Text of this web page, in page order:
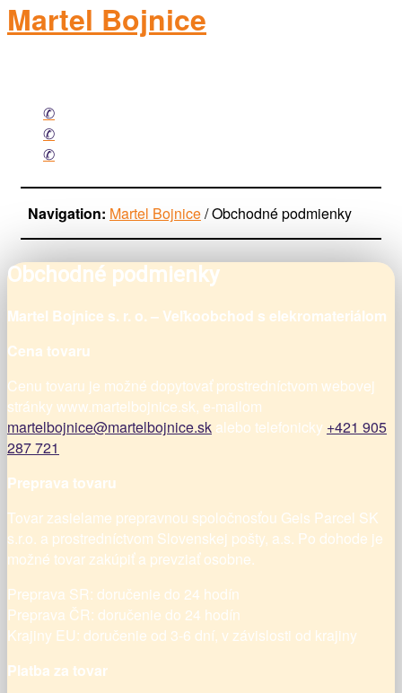
Martel Bojnice
Facebook
Mail
Phone
Navigation: Martel Bojnice/Obchodné podmienky
Obchodné podmienky
Martel Bojnice s. r. o. – Veľkoobchod s elekromateriálom
Cena tovaru
Cenu tovaru je možné dopytovať prostredníctvom webovej
stránky www.martelbojnice.sk, e-mailom
martelbojnice@martelbojnice.sk alebo telefonicky +421 905
287 721
Preprava tovaru
Tovar zasielame prepravnou spoločnosťou Geis Parcel SK
s.r.o. a prostredníctvom Slovenskej pošty, a.s. Po dohode je
možné tovar zakúpiť a prevziať osobne.
Preprava SR: doručenie do 24 hodín
Preprava ČR: doručenie do 24 hodín
Krajiny EU: doručenie od 3-6 dní, v závislosti od krajiny
Platba za tovar